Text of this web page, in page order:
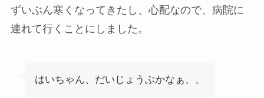
ずいぶん寒くなってきたし、心配なので、病院に
連れて行くことにしました。
はいちゃん、だいじょうぶかなぁ、、